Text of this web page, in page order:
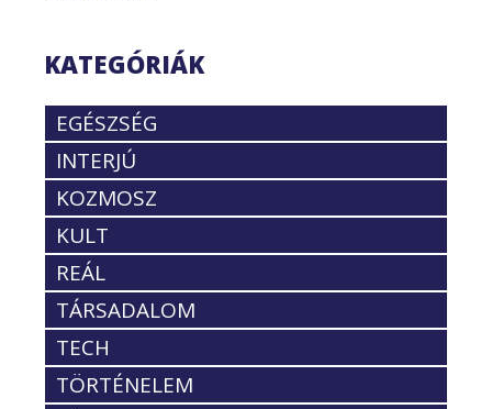
KATEGÓRIÁK
EGÉSZSÉG
INTERJÚ
KOZMOSZ
KULT
REÁL
TÁRSADALOM
TECH
TÖRTÉNELEM